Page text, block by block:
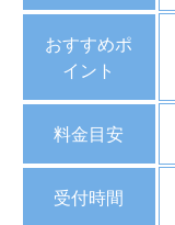
おすすめポ
イント
料金目安
受付時間